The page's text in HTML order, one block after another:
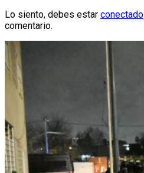
Lo siento, debes estar conectado
comentario.